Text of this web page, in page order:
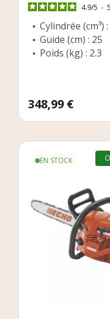
4.9/5 -
Cylindrée (cm³)
Guide (cm) : 25
Poids (kg) : 2.3
Prix
348,99 €
EN STOCK